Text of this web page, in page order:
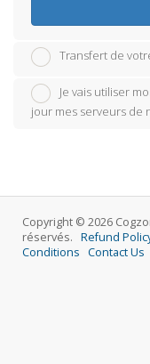
Transfert de
Je vais utiliser
jour mes serveurs de
Copyright © 2026
réservés. Refund
Conditions Contact Us